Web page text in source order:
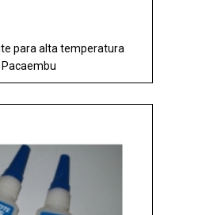
para alta temperatura
Pacaembu